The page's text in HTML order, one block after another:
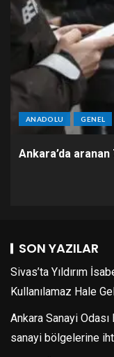
ANADOLU GENEL
Ankara’da aranan
SON YAZILAR
Sivas’ta Yıldırım
Kullanılamaz Hale
Ankara Sanayi Odası
sanayi bölgelerine